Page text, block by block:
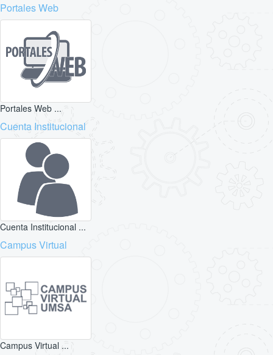
Portales Web
Portales Web ...
Cuenta Institucional
Cuenta Institucional ...
Campus Virtual
Campus Virtual ...